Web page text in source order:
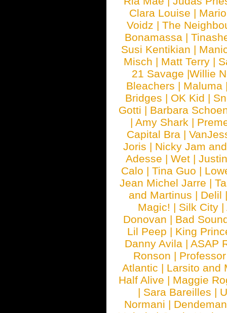
Clara Louise |
Voidz |The
Bonamassa |
Susi Kentikian |
Misch | Matt Terry |
21 Savage |Willie
Bleachers | Maluma
Bridges | OK Kid |
Gotti | Barbara
| Amy Shark |
Capital Bra |
Joris | Nicky Jam
Adesse | Wet |
Calo | Tina Guo |
Jean Michel Jarre |
and Martinus | Delil
Magic! | Silk City |
Donovan | Bad
Lil Peep | King
Danny Avila | ASAP
Ronson |
Atlantic | Larsito and
Half Alive | Maggie
| Sara Bareilles |
Normani |